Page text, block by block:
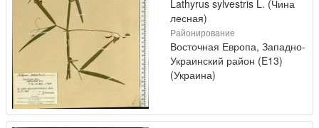
Lathyrus sylvestris L. (Чина
лесная)
Районирование
Восточная Европа, Западно-
Украинский район (E13)
(Украина)